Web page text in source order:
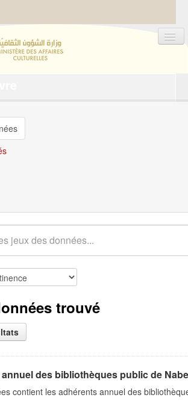
trouvé
des bibliothèques public de
contient les adhérents annuel des